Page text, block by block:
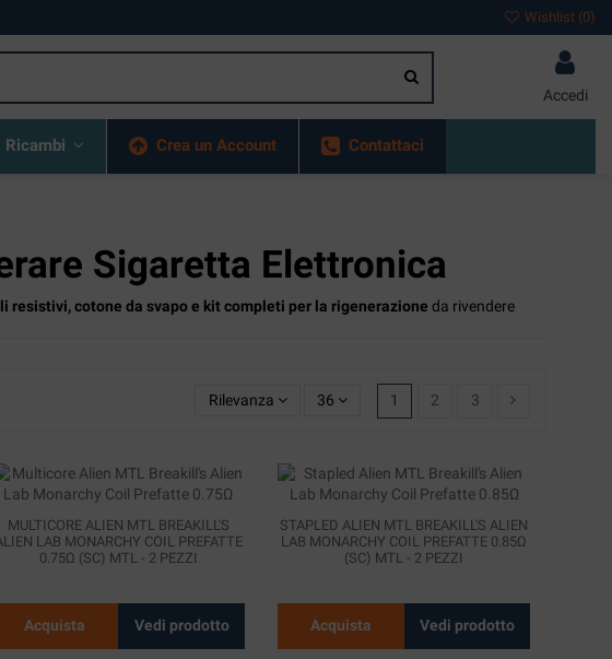
Wishlist (0)
Accedi
Ricambi Crea un Account Contattaci
Sigaretta Elettronica
resistivi, cotone da svapo e kit completi per la rigenerazione da rivendere
Rilevanza 36 1 2 3
MULTICORE ALIEN MTL BREAKILL'S
LAB MONARCHY COIL PREFATTE
0.75Ω (SC) MTL - 2 PEZZI
Acquista Vedi prodotto
STAPLED ALIEN MTL BREAKILL'S ALIEN
LAB MONARCHY COIL PREFATTE 0.85Ω
(SC) MTL - 2 PEZZI
Acquista Vedi prodotto